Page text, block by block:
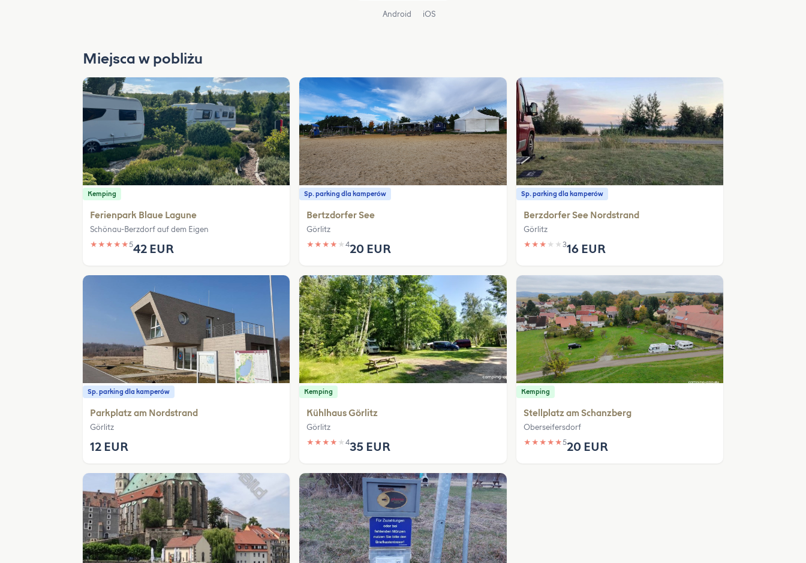
Android iOS
Miejsca w pobliżu
Kemping
Ferienpark Blaue Lagune
Schönau-Berzdorf auf dem Eigen
★ ★ ★ ★ ★542 EUR
Sp. parking dla kamperów
Bertzdorfer See
Görlitz
★ ★ ★ ★ ★420 EUR
Sp. parking dla kamperów
Berzdorfer See Nordstrand
Görlitz
★ ★ ★ ★ ★ 316 EUR
Sp. parking dla kamperów
Parkplatz am Nordstrand
Görlitz
12 EUR
Kemping
Kühlhaus Görlitz
Görlitz
★ ★ ★ ★ ★435 EUR
Kemping
Stellplatz am Schanzberg
Oberseifersdorf
★ ★ ★ ★ ★520 EUR